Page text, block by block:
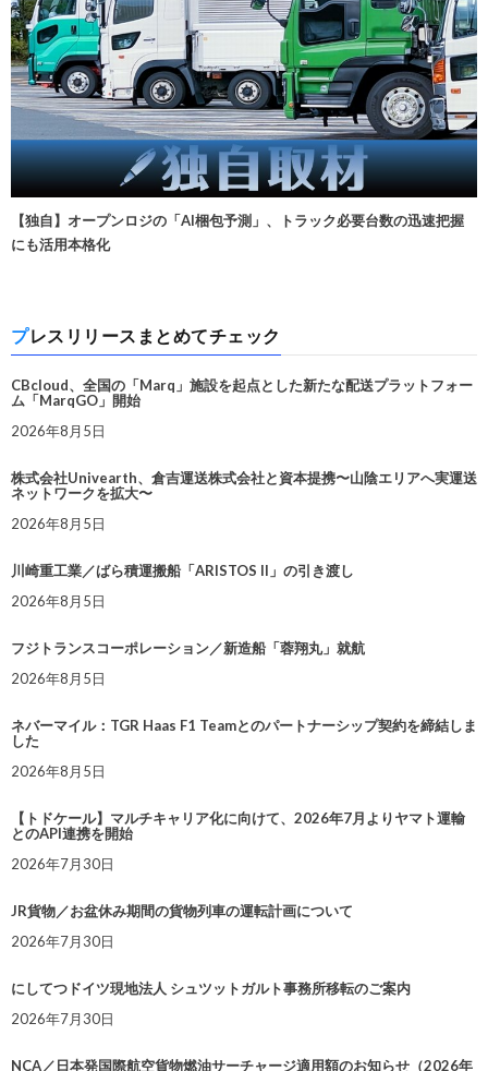
【独自】オープンロジの「AI梱包予測」、トラック必要台数の迅速把握
にも活用本格化
プレスリリースまとめてチェック
CBcloud、全国の「Marq」施設を起点とした新たな配送プラットフォー
ム「MarqGO」開始
2026年8月5日
株式会社Univearth、倉吉運送株式会社と資本提携〜山陰エリアへ実運送
ネットワークを拡大〜
2026年8月5日
川崎重工業／ばら積運搬船「ARISTOS II」の引き渡し
2026年8月5日
フジトランスコーポレーション／新造船「蓉翔丸」就航
2026年8月5日
ネバーマイル：TGR Haas F1 Teamとのパートナーシップ契約を締結しま
した
2026年8月5日
【トドケール】マルチキャリア化に向けて、2026年7月よりヤマト運輸
とのAPI連携を開始
2026年7月30日
JR貨物／お盆休み期間の貨物列車の運転計画について
2026年7月30日
にしてつドイツ現地法人 シュツットガルト事務所移転のご案内
2026年7月30日
NCA／日本発国際航空貨物燃油サーチャージ適用額のお知らせ（2026年